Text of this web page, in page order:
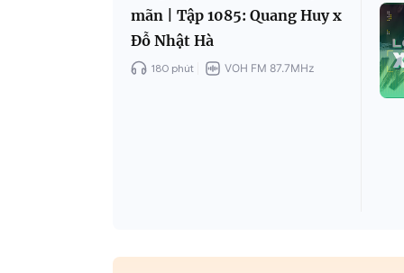
mãn | Tập 1085: Quang Huy x
Đỗ Nhật Hà
180 phút VOH FM 87.7MHz